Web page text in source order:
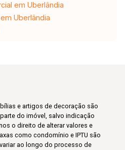
em Uberlândia
Uberlândia
e artigos de decoração são
do imóvel, salvo indicação
o direito de alterar valores e
como condomínio e IPTU são
ao longo do processo de